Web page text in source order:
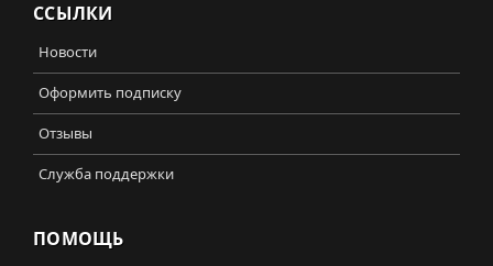
ССЫЛКИ
Новости
Оформить подписку
Отзывы
Служба поддержки
ПОМОЩЬ